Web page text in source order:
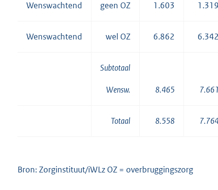
Wenswachtend geen OZ 1.603
Wenswachtend wel OZ 6.862
Subtotaal
Wensw. 8.465
Totaal 8.558
Bron: Zorginstituut/iWLz OZ = overbruggingszorg